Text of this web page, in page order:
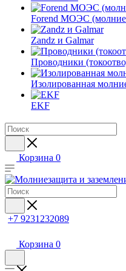
Forend МОЭС
Zandz и Galmar
Проводники
Изолированная
EKF
Корзина 0
+7 9231232089
Корзина 0